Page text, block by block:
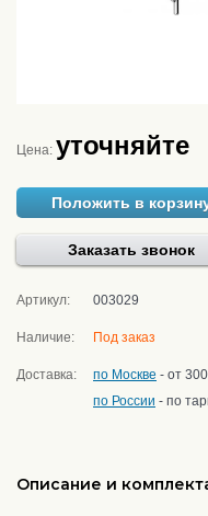
Цена: уточняйте
Положить в
Заказать звонок
Артикул: 003029
Наличие: Под заказ
Доставка: по Москве - от
по России - по
Описание и